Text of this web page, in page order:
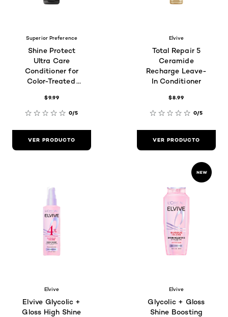
Superior Preference
Shine Protect
Ultra Care
Conditioner for
Color-Treated
$9.99
0/5
VER PRODUCTO
Elvive
Total Repair 5
Ceramide
Recharge Leave-
In Conditioner
$8.99
0/5
VER PRODUCTO
Elvive
Elvive Glycolic +
Gloss High Shine
Elvive
Glycolic + Gloss
Shine Boosting